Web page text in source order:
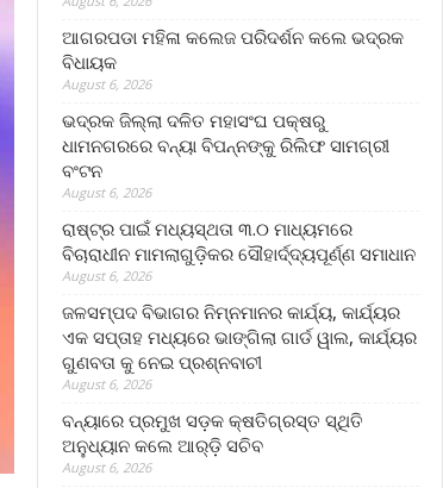
ଆଗରପଡା ମହିଳା କଲେଜ ପରିଦର୍ଶନ କଲେ ଭଦ୍ରକ
ବିଧାୟକ
August 6, 2026
ଭଦ୍ରକ ଜିଲ୍ଲା ଦଳିତ ମହାସଂଘ ପକ୍ଷରୁ
ଧାମନଗରରେ ବନ୍ୟା ବିପନ୍ନଙ୍କୁ ରିଲିଫ ସାମଗ୍ରୀ
ବଂଟନ
August 6, 2026
ରାଷ୍ଟ୍ର ପାଇଁ ମଧ୍ୟସ୍ଥତା ୩.୦ ମାଧ୍ୟମରେ
ବିଚାରାଧୀନ ମାମଲାଗୁଡ଼ିକର ସୌହାର୍ଦ୍ଦ୍ୟପୂର୍ଣ୍ଣ ସମାଧାନ
August 6, 2026
ଜଳସମ୍ପଦ ବିଭାଗର ନିମ୍ନମାନର କାର୍ଯ୍ୟ, କାର୍ଯ୍ୟର
ଏକ ସପ୍ତାହ ମଧ୍ୟରେ ଭାଙ୍ଗିଲା ଗାର୍ଡ ୱାଲ, କାର୍ଯ୍ୟର
ଗୁଣବତା କୁ ନେଇ ପ୍ରଶ୍ନବାଚୀ
August 6, 2026
ବନ୍ୟାରେ ପ୍ରମୁଖ ସଡ଼କ କ୍ଷତିଗ୍ରସ୍ତ ସ୍ଥିତି
ଅନୁଧ୍ୟାନ କଲେ ଆର୍‌ଡ଼ି ସଚିବ
August 6, 2026